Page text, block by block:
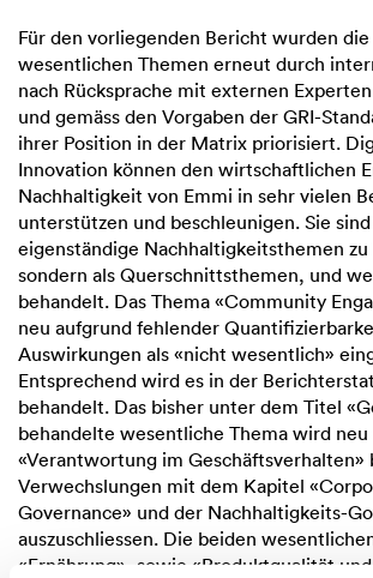
Für den vorliegenden Bericht wurden
wesentlichen Themen erneut durch
nach Rücksprache mit externen
und gemäss den Vorgaben der GRI-
ihrer Position in der Matrix priorisiert.
Innovation können den wirtschaftlichen
Nachhaltigkeit von Emmi in sehr vielen
unterstützen und beschleunigen. Sie
eigenständige Nachhaltigkeitsthemen
sondern als Querschnittsthemen, und
behandelt. Das Thema «Community
neu aufgrund fehlender
Auswirkungen als «nicht wesentlich»
Entsprechend wird es in der
behandelt. Das bisher unter dem Titel
behandelte wesentliche Thema wird neu
«Verantwortung im Geschäftsverhalten»
Verwechslungen mit dem Kapitel
Governance» und der Nachhaltigkeits-
auszuschliessen. Die beiden
«Ernährung», sowie «Produktqualität